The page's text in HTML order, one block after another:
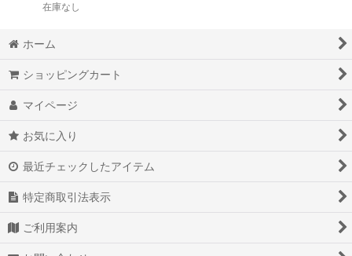
在庫なし
ホーム
ショッピングカート
マイページ
お気に入り
最近チェックしたアイテム
特定商取引法表示
ご利用案内